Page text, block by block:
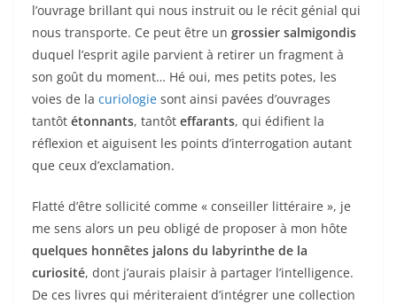
l’ouvrage brillant qui nous instruit ou le récit génial qui
nous transporte. Ce peut être un grossier salmigondis
duquel l’esprit agile parvient à retirer un fragment à
son goût du moment… Hé oui, mes petits potes, les
voies de la curiologie sont ainsi pavées d’ouvrages
tantôt étonnants, tantôt effarants, qui édifient la
réflexion et aiguisent les points d’interrogation autant
que ceux d’exclamation.
Flatté d’être sollicité comme « conseiller littéraire », je
me sens alors un peu obligé de proposer à mon hôte
quelques honnêtes jalons du labyrinthe de la
curiosité, dont j’aurais plaisir à partager l’intelligence.
De ces livres qui mériteraient d’intégrer une collection